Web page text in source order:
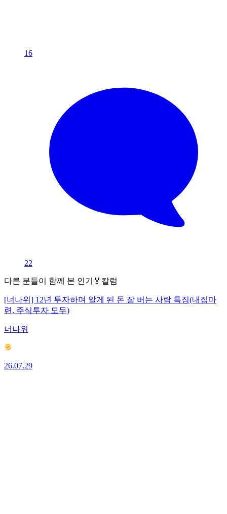
16
22
다른 분들이 함께 본 인기🏅칼럼
[너나위] 12년 투자하며 알게 된 돈 잘 버는 사람 특징(내집마
련, 주식투자 모두)
너나위
26.07.29